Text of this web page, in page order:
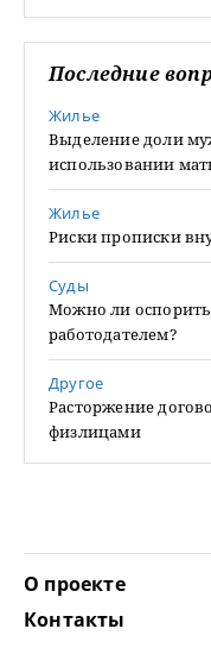
Последние
Жилье
Выделение доли
использовании
Жилье
Риски прописки
Суды
Можно ли оспорить
работодателем?
Другое
Расторжение
физлицами
О проекте
Контакты